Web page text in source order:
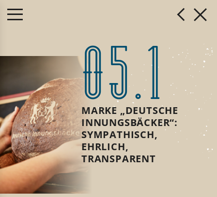
05.1
MARKE „DEUTSCHE
INNUNGSBÄCKER“:
SYMPATHISCH,
EHRLICH,
TRANSPARENT